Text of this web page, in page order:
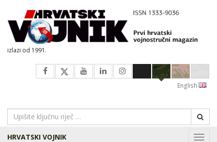
izlazi od 1991.
English
HRVATSKI VOJNIK